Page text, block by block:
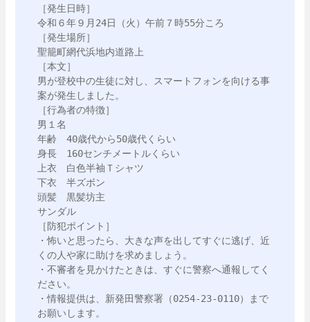
［発生日時］
令和６年９月24日（火）午前７時55分ころ
［発生場所］
聖籠町網代浜地内道路上
［本文］
男が登校中の生徒に対し、スマートフォンを向ける事
案が発生しました。
［行為者の特徴］
男１名
年齢　40歳代から50歳代くらい
身長　160センチメートルくらい
上衣　白色半袖Ｔシャツ
下衣　半ズボン
頭髪　黒髪坊主
サンダル
［防犯ポイント］
・怖いと思ったら、大きな声を出してすぐに逃げ、近
くの人や家に助けを求めましょう。
・不審者を見かけたときは、すぐに警察へ通報してく
ださい。
・情報提供は、新発田警察署（0254‐23‐0110）まで
お願いします。